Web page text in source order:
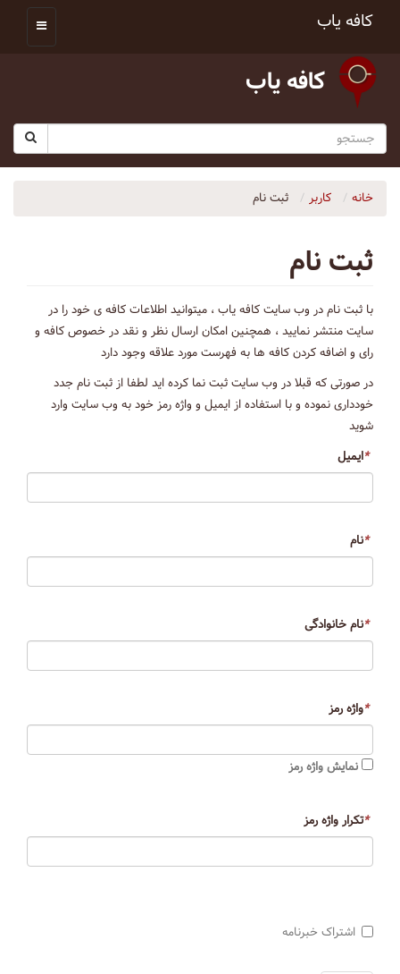
کافه یاب
کافه یاب
خانه کاربر ثبت نام
ثبت نام
با ثبت نام در وب سایت کافه یاب ، میتوانید اطلاعات کافه ی خود را در
سایت منتشر نمایید ، همچنین امکان ارسال نظر و نقد در خصوص کافه و
رای و اضافه کردن کافه ها به فهرست مورد علاقه وجود دارد
در صورتی که قبلا در وب سایت ثبت نما کرده اید لطفا از ثبت نام جدد
خودداری نموده و با استفاده از ایمیل و واژه رمز خود به وب سایت وارد
شوید
*ایمیل
*نام
*نام خانوادگی
*واژه رمز
نمایش واژه رمز
*تکرار واژه رمز
اشتراک خبرنامه